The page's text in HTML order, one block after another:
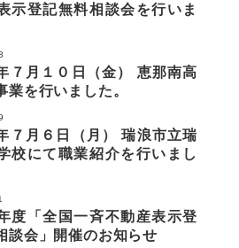
示登記無料相談会を行いま
７月１０日（金） 恵那南高
業を行いました。
７月６日（月） 瑞浪市立瑞
校にて職業紹介を行いまし
度「全国一斉不動産表示登
談会」開催のお知らせ